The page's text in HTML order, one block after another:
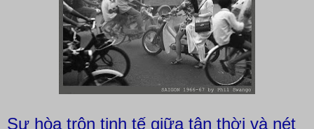
Sự hòa trộn tinh tế giữa tân thời và nét